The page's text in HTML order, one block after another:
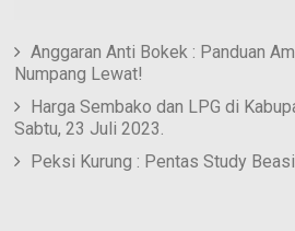
Anggaran Anti Bokek : Panduan
Numpang Lewat!
Harga Sembako dan LPG di
Sabtu, 23 Juli 2023.
Peksi Kurung : Pentas Study